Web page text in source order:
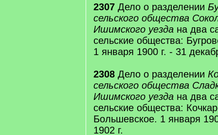
2307 Дело о разделении
сельского общества
Ишимского уезда на два
сельские общества:
1 января 1900 г. - 31
2308 Дело о разделении
сельского общества
Ишимского уезда на два
сельские общества:
Большевское. 1 января
1902 г.